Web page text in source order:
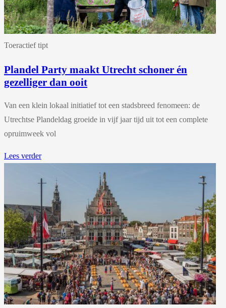
Toeractief tipt
Plandel Party maakt Utrecht schoner én
gezelliger dan ooit
Van een klein lokaal initiatief tot een stadsbreed fenomeen: de
Utrechtse Plandeldag groeide in vijf jaar tijd uit tot een complete
opruimweek vol
Lees verder